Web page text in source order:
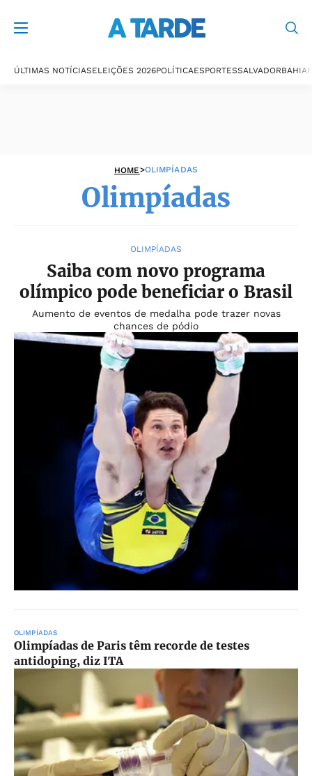
ÚLTIMAS NOTÍCIASELEIÇÕES 2026POLÍTICAESPORTESSALVADORBAHIA
HOME>OLIMPÍADAS
Olimpíadas
OLIMPÍADAS
Saiba com novo programa
olímpico pode beneficiar o Brasil
Aumento de eventos de medalha pode trazer novas
chances de pódio
OLIMPÍADAS
Olimpíadas de Paris têm recorde de testes
antidoping, diz ITA